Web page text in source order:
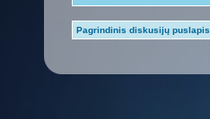
Pagrindinis diskusijų puslapis